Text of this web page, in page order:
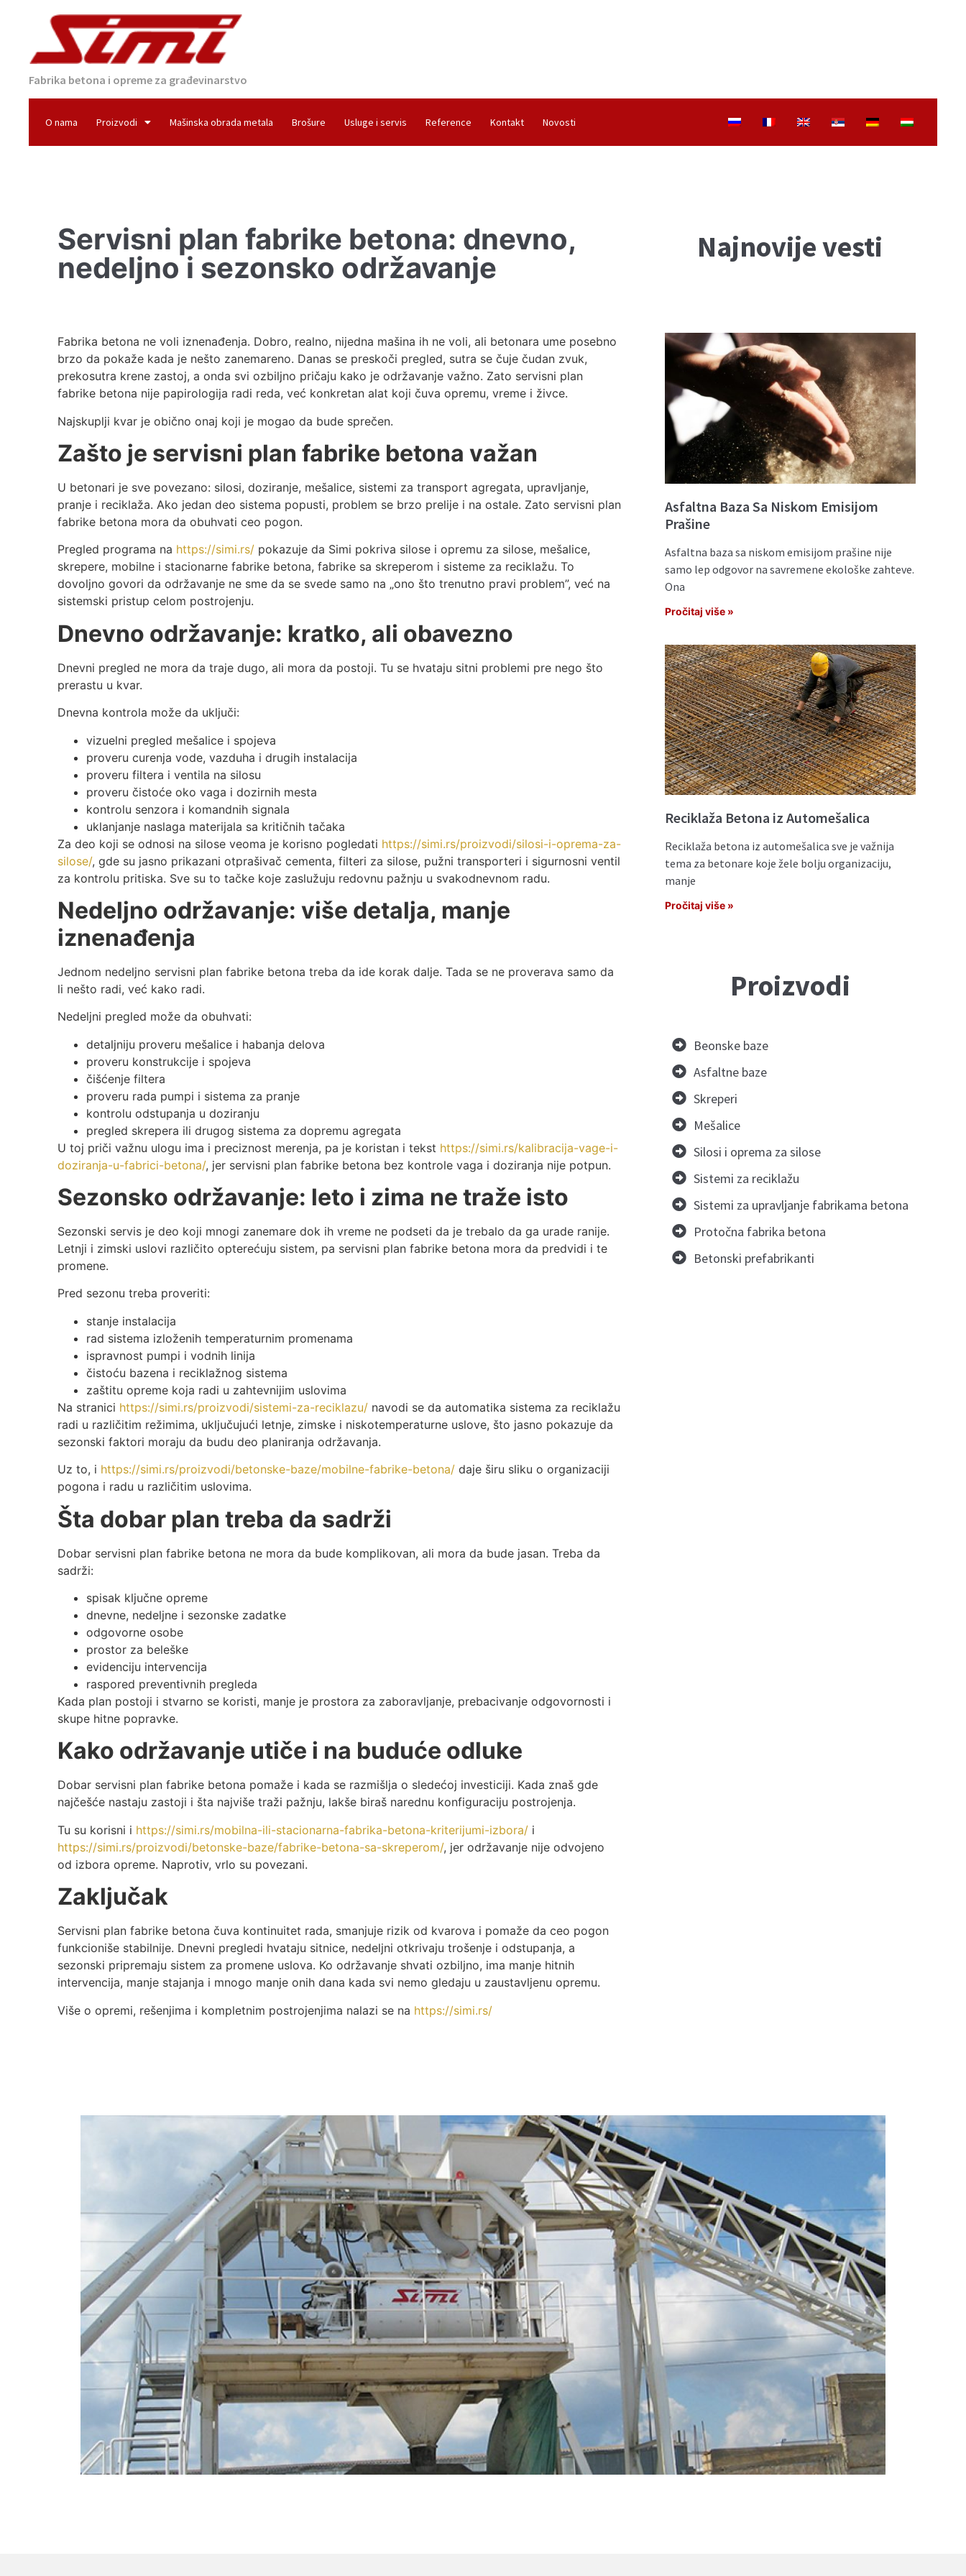
Fabrika betona i opreme za građevinarstvo
O nama Proizvodi Mašinska obrada metala Brošure Usluge i servis Reference Kontakt Novosti
Servisni plan fabrike betona: dnevno,
nedeljno i sezonsko održavanje
Fabrika betona ne voli iznenađenja. Dobro, realno, nijedna mašina ih ne voli, ali betonara ume posebno
brzo da pokaže kada je nešto zanemareno. Danas se preskoči pregled, sutra se čuje čudan zvuk,
prekosutra krene zastoj, a onda svi ozbiljno pričaju kako je održavanje važno. Zato servisni plan
fabrike betona nije papirologija radi reda, već konkretan alat koji čuva opremu, vreme i živce.
Najskuplji kvar je obično onaj koji je mogao da bude sprečen.
Zašto je servisni plan fabrike betona važan
U betonari je sve povezano: silosi, doziranje, mešalice, sistemi za transport agregata, upravljanje,
pranje i reciklaža. Ako jedan deo sistema popusti, problem se brzo prelije i na ostale. Zato servisni plan
fabrike betona mora da obuhvati ceo pogon.
Pregled programa na https://simi.rs/ pokazuje da Simi pokriva silose i opremu za silose, mešalice,
skrepere, mobilne i stacionarne fabrike betona, fabrike sa skreperom i sisteme za reciklažu. To
dovoljno govori da održavanje ne sme da se svede samo na „ono što trenutno pravi problem”, već na
sistemski pristup celom postrojenju.
Dnevno održavanje: kratko, ali obavezno
Dnevni pregled ne mora da traje dugo, ali mora da postoji. Tu se hvataju sitni problemi pre nego što
prerastu u kvar.
Dnevna kontrola može da uključi:
vizuelni pregled mešalice i spojeva
proveru curenja vode, vazduha i drugih instalacija
proveru filtera i ventila na silosu
proveru čistoće oko vaga i dozirnih mesta
kontrolu senzora i komandnih signala
uklanjanje naslaga materijala sa kritičnih tačaka
Za deo koji se odnosi na silose veoma je korisno pogledati https://simi.rs/proizvodi/silosi-i-oprema-za-
silose/, gde su jasno prikazani otprašivač cementa, filteri za silose, pužni transporteri i sigurnosni ventil
za kontrolu pritiska. Sve su to tačke koje zaslužuju redovnu pažnju u svakodnevnom radu.
Nedeljno održavanje: više detalja, manje
iznenađenja
Jednom nedeljno servisni plan fabrike betona treba da ide korak dalje. Tada se ne proverava samo da
li nešto radi, već kako radi.
Nedeljni pregled može da obuhvati:
detaljniju proveru mešalice i habanja delova
proveru konstrukcije i spojeva
čišćenje filtera
proveru rada pumpi i sistema za pranje
kontrolu odstupanja u doziranju
pregled skrepera ili drugog sistema za dopremu agregata
U toj priči važnu ulogu ima i preciznost merenja, pa je koristan i tekst https://simi.rs/kalibracija-vage-i-
doziranja-u-fabrici-betona/, jer servisni plan fabrike betona bez kontrole vaga i doziranja nije potpun.
Sezonsko održavanje: leto i zima ne traže isto
Sezonski servis je deo koji mnogi zanemare dok ih vreme ne podseti da je trebalo da ga urade ranije.
Letnji i zimski uslovi različito opterećuju sistem, pa servisni plan fabrike betona mora da predvidi i te
promene.
Pred sezonu treba proveriti:
stanje instalacija
rad sistema izloženih temperaturnim promenama
ispravnost pumpi i vodnih linija
čistoću bazena i reciklažnog sistema
zaštitu opreme koja radi u zahtevnijim uslovima
Na stranici https://simi.rs/proizvodi/sistemi-za-reciklazu/ navodi se da automatika sistema za reciklažu
radi u različitim režimima, uključujući letnje, zimske i niskotemperaturne uslove, što jasno pokazuje da
sezonski faktori moraju da budu deo planiranja održavanja.
Uz to, i https://simi.rs/proizvodi/betonske-baze/mobilne-fabrike-betona/ daje širu sliku o organizaciji
pogona i radu u različitim uslovima.
Šta dobar plan treba da sadrži
Dobar servisni plan fabrike betona ne mora da bude komplikovan, ali mora da bude jasan. Treba da
sadrži:
spisak ključne opreme
dnevne, nedeljne i sezonske zadatke
odgovorne osobe
prostor za beleške
evidenciju intervencija
raspored preventivnih pregleda
Kada plan postoji i stvarno se koristi, manje je prostora za zaboravljanje, prebacivanje odgovornosti i
skupe hitne popravke.
Kako održavanje utiče i na buduće odluke
Dobar servisni plan fabrike betona pomaže i kada se razmišlja o sledećoj investiciji. Kada znaš gde
najčešće nastaju zastoji i šta najviše traži pažnju, lakše biraš narednu konfiguraciju postrojenja.
Tu su korisni i https://simi.rs/mobilna-ili-stacionarna-fabrika-betona-kriterijumi-izbora/ i
https://simi.rs/proizvodi/betonske-baze/fabrike-betona-sa-skreperom/, jer održavanje nije odvojeno
od izbora opreme. Naprotiv, vrlo su povezani.
Zaključak
Servisni plan fabrike betona čuva kontinuitet rada, smanjuje rizik od kvarova i pomaže da ceo pogon
funkcioniše stabilnije. Dnevni pregledi hvataju sitnice, nedeljni otkrivaju trošenje i odstupanja, a
sezonski pripremaju sistem za promene uslova. Ko održavanje shvati ozbiljno, ima manje hitnih
intervencija, manje stajanja i mnogo manje onih dana kada svi nemo gledaju u zaustavljenu opremu.
Više o opremi, rešenjima i kompletnim postrojenjima nalazi se na https://simi.rs/
Najnovije vesti
Asfaltna Baza Sa Niskom Emisijom
Prašine
Asfaltna baza sa niskom emisijom prašine nije
samo lep odgovor na savremene ekološke zahteve.
Ona
Pročitaj više »
Reciklaža Betona iz Automešalica
Reciklaža betona iz automešalica sve je važnija
tema za betonare koje žele bolju organizaciju,
manje
Pročitaj više »
Proizvodi
Beonske baze
Asfaltne baze
Skreperi
Mešalice
Silosi i oprema za silose
Sistemi za reciklažu
Sistemi za upravljanje fabrikama betona
Protočna fabrika betona
Betonski prefabrikanti